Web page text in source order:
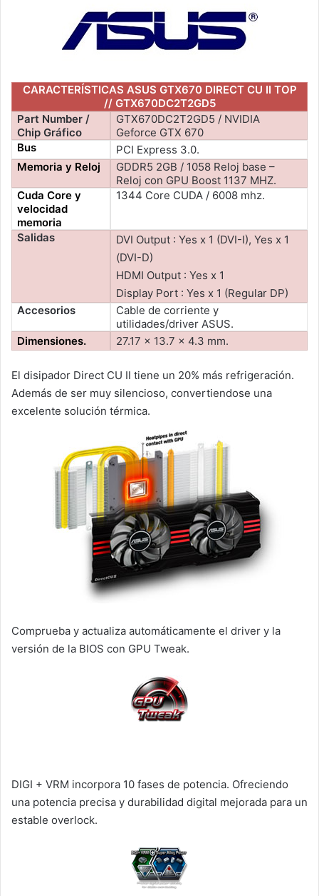
CARACTERÍSTICAS ASUS GTX670 DIRECT CU II TOP
// GTX670DC2T2GD5
Part Number /
Chip Gráfico
GTX670DC2T2GD5 / NVIDIA
Geforce GTX 670
Bus
PCI Express 3.0.
Memoria y Reloj
GDDR5 2GB / 1058 Reloj base –
Reloj con GPU Boost 1137 MHZ.
Cuda Core y
velocidad
memoria
1344 Core CUDA / 6008 mhz.
Salidas
DVI Output : Yes x 1 (DVI-I), Yes x 1
(DVI-D)
HDMI Output : Yes x 1
Display Port : Yes x 1 (Regular DP)
Accesorios
Cable de corriente y
utilidades/driver ASUS.
Dimensiones.
27.17 x 13.7 x 4.3 mm.
El disipador Direct CU II tiene un 20% más refrigeración.
Además de ser muy silencioso, convertiendose una
excelente solución térmica.
Comprueba y actualiza automáticamente el driver y la
versión de la BIOS con GPU Tweak.
DIGI + VRM incorpora 10 fases de potencia. Ofreciendo
una potencia precisa y durabilidad digital mejorada para un
estable overlock.